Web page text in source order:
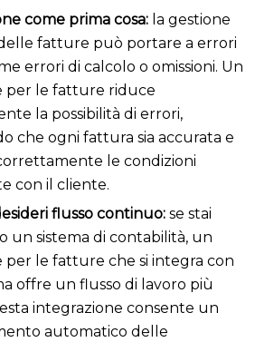
come prima cosa: la gestione
fatture può portare a errori
errori di calcolo o omissioni. Un
per le fatture riduce
la possibilità di errori,
che ogni fattura sia accurata e
le condizioni
con il cliente.
flusso continuo:se stai
un sistema di contabilità, un
per le fatture che si integra con
offre un flusso di lavoro più
integrazione consente un
automatico delle